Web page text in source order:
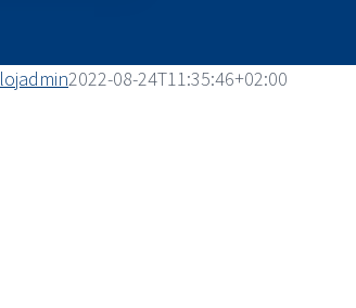
lojadmin2022-08-24T11:35:46+02:00